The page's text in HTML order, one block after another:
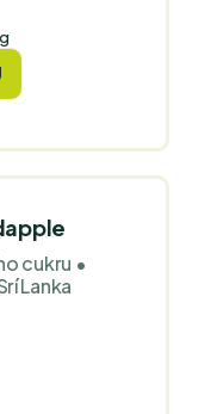
cukru •
Lanka